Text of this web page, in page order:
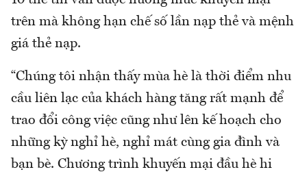
trên mà không hạn chế số lần nạp thẻ và mệnh
giá thẻ nạp.
“Chúng tôi nhận thấy mùa hè là thời điểm nhu
cầu liên lạc của khách hàng tăng rất mạnh để
trao đổi công việc cũng như lên kế hoạch cho
những kỳ nghỉ hè, nghỉ mát cùng gia đình và
bạn bè. Chương trình khuyến mại đầu hè hi